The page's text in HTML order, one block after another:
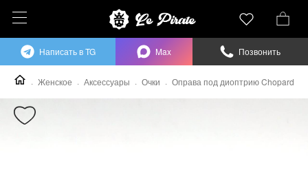
Женское Аксессуары Очки Оправа под диоптрию Chopard
Написать в TG Max Позвонить